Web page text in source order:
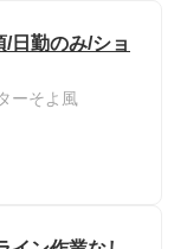
/日勤のみ/ショ
ーそよ風